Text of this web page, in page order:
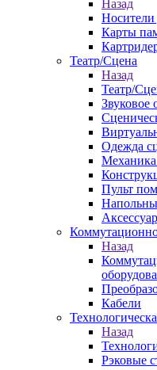
Назад
Карты
Театр/Сцена
Назад
Театр/
Звуковое
Одежда
Пульт
Назад
Кабели
Назад
Рэковые